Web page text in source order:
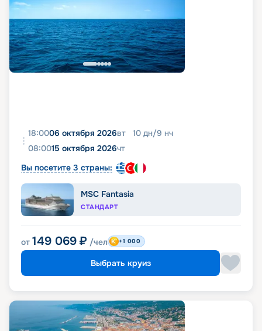
18:0006 октября 2026вт 10 дн/9 нч
08:0015 октября 2026чт
Вы посетите 3 страны:
MSC Fantasia
СТАНДАРТ
от 149 069 ₽ /чел +1 000
Выбрать круиз